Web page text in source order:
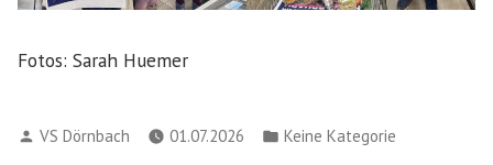
Fotos: Sarah Huemer
Verfasst
VS Dörnbach 01.07.2026
Veröffentlicht
Keine Kategorie